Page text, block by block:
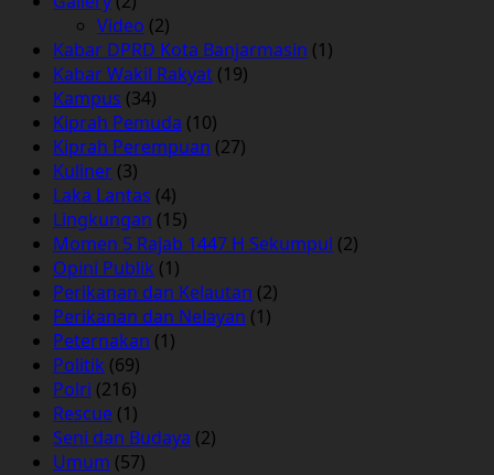
Video (2)
Kabar DPRD Kota Banjarmasin (1)
Kabar Wakil Rakyat (19)
Kampus (34)
Kiprah Pemuda (10)
Kiprah Perempuan (27)
Kuliner (3)
Laka Lantas (4)
Lingkungan (15)
Momen 5 Rajab 1447 H Sekumpul (2)
Opini Publik (1)
Perikanan dan Kelautan (2)
Perikanan dan Nelayan (1)
Peternakan (1)
Politik (69)
Polri (216)
Rescue (1)
Seni dan Budaya (2)
Umum (57)